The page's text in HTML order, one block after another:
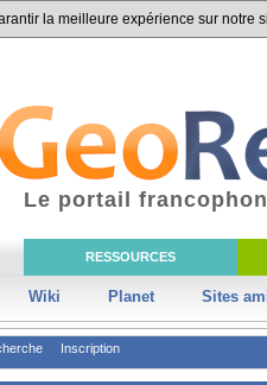
la meilleure expérience sur
RESSOURCES
Wiki Planet Sites
Le portail
Inscription